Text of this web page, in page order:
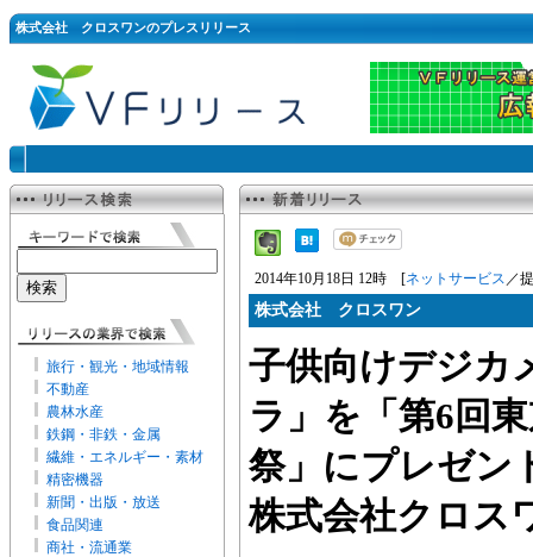
株式会社 クロスワンのプレスリリース
旅行・観光・地域情報
不動産
農林水産
鉄鋼・非鉄・金属
繊維・エネルギー・素材
精密機器
新聞・出版・放送
食品関連
商社・流通業
2014年10月18日 12時 [ネットサービス ／
株式会社 クロスワン
子供向けデジカ
ラ」を「第6回
祭」にプレゼン
株式会社クロス